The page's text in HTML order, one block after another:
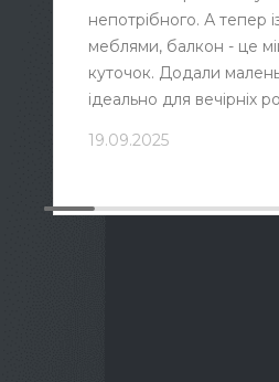
непотрібного. А тепер
меблями, балкон - це
куточок. Додали
ідеально для вечірніх
19.09.2025